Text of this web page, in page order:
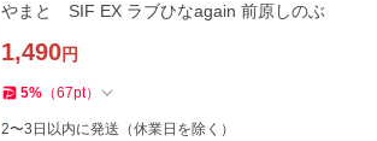
やまと SIF EX ラブひなagain 前原しのぶ
1,490円
5% （67pt）
2〜3日以内に発送（休業日を除く）